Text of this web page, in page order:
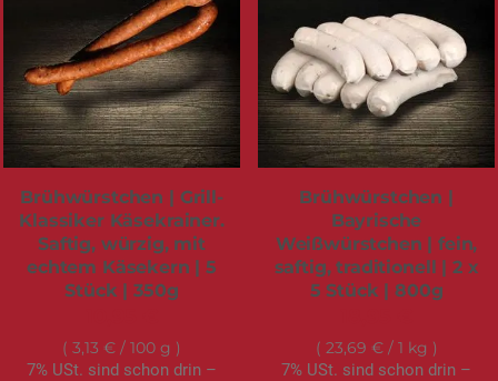
Brühwürstchen | Grill-
Klassiker Käsekrainer.
Saftig, würzig, mit
echtem Käsekern | 5
Stück | 350g
3,13 € / 100 g
7% USt. sind schon drin –
Brühwürstchen |
Bayrische
Weißwürstchen | fein,
saftig, traditionell | 2 x
5 Stück | 800g
23,69 €/ 1 kg
7% USt. sind schon drin –